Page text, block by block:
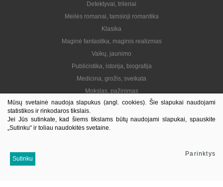
Detektyvai, trileriai
Meilės romanai, tamsioji romantika
Klasika
Maginė fantastika, maginis realizmas
Vaikų, jaunimo
Publicistika, istorija, biografija
Medicina, grožis, sveikata
Mokslas, pažinimas
Praktinė, gyvenimo būdas
Lietuvių autoriai
El. knygos
Mūsų svetainė naudoja slapukus (angl. cookies). Šie slapukai naudojami
statistikos ir rinkodaros tikslais.
Jei Jūs sutinkate, kad šiems tikslams būtų naudojami slapukai, spauskite
„Sutinku“ ir toliau naudokitės svetaine.
Sutinku
Parinktys